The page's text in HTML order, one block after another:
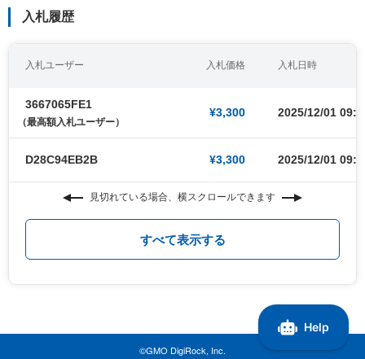
入札履歴
入札ユーザー 入札価格 入札日時
3667065FE1
（最高額入札ユーザー）
¥3,300 2025/12/01
D28C94EB2B ¥3,300 2025/12/01
見切れている場合、横スクロールできます
すべて表示する
©GMO DigiRock, Inc.